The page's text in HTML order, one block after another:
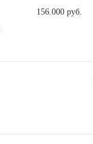
156.000 руб.